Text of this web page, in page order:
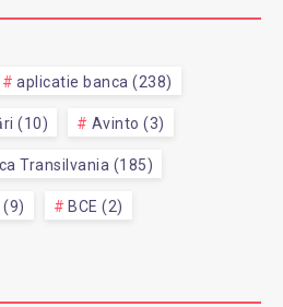
aplicatie banca (238)
(10) Avinto (3)
Transilvania (185)
(9) BCE (2)